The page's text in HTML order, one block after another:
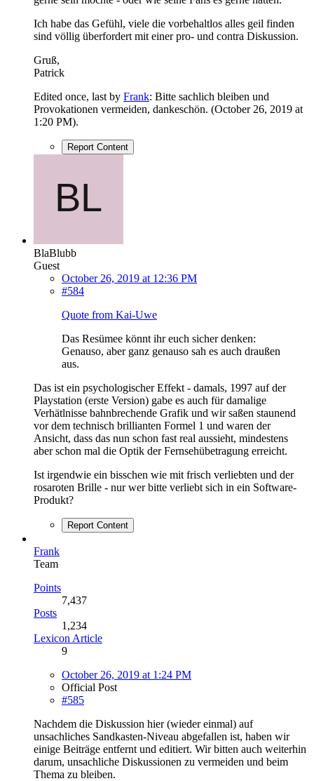
Ich habe das Gefühl, viele die vorbehaltlos alles geil finden
sind völlig überfordert mit einer pro- und contra Diskussion.
Gruß,
Patrick
Edited once, last by Frank: Bitte sachlich bleiben und
Provokationen vermeiden, dankeschön. (October 26, 2019 at
1:20 PM).
Report Content
BlaBlubb
Guest
October 26, 2019 at 12:36 PM
#584
Quote from Kai-Uwe
Das Resümee könnt ihr euch sicher denken:
Genauso, aber ganz genauso sah es auch draußen
aus.
Das ist ein psychologischer Effekt - damals, 1997 auf der
Playstation (erste Version) gabe es auch für damalige
Verhätlnisse bahnbrechende Grafik und wir saßen staunend
vor dem technisch brillianten Formel 1 und waren der
Ansicht, dass das nun schon fast real aussieht, mindestens
aber schon mal die Optik der Fernsehübetragung erreicht.
Ist irgendwie ein bisschen wie mit frisch verliebten und der
rosaroten Brille - nur wer bitte verliebt sich in ein Software-
Produkt?
Report Content
Frank
Team
Points
7,437
Posts
1,234
Lexicon Article
9
October 26, 2019 at 1:24 PM
Official Post
#585
Nachdem die Diskussion hier (wieder einmal) auf
unsachliches Sandkasten-Niveau abgefallen ist, haben wir
einige Beiträge entfernt und editiert. Wir bitten auch weiterhin
darum, unsachliche Diskussionen zu vermeiden und beim
Thema zu bleiben.